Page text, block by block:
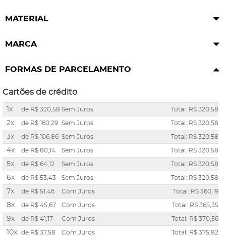
MATERIAL
MARCA
FORMAS DE PARCELAMENTO
Cartões de crédito
1x de R$ 320,58 Sem Juros Total: R$ 320,58
2x de R$ 160,29 Sem Juros Total: R$ 320,58
3x de R$ 106,86 Sem Juros Total: R$ 320,58
4x de R$ 80,14 Sem Juros Total: R$ 320,58
5x de R$ 64,12 Sem Juros Total: R$ 320,58
6x de R$ 53,43 Sem Juros Total: R$ 320,58
7x de R$ 51,46 Com Juros Total: R$ 360,19
8x de R$ 45,67 Com Juros Total: R$ 365,35
9x de R$ 41,17 Com Juros Total: R$ 370,56
10x de R$ 37,58 Com Juros Total: R$ 375,82